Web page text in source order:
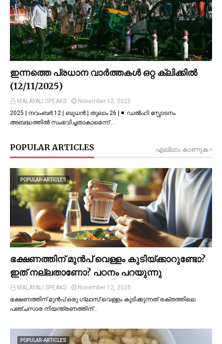
ഇന്നത്തെ പ്രധാന വാർത്തകൾ ഒറ്റ ക്ലിക്കിൽ
(12/11/2025)
MALAYALI SPEAKS
November 12, 2025
2025 | നവംബർ 12 | ബുധൻ | തുലാം 26 | ◾ ഡല്‍ഹി സ്ഫോടനം
അബദ്ധത്തില്‍ സംഭവിച്ചതാകാമെന്ന് …
POPULAR ARTICLES എല്ലാം കാണുക
POPULAR-ARTICLES
ഭക്ഷണത്തിന് മുന്‍പ് വെള്ളം കുടിയ്ക്കാറുണ്ടോ?
ഇത് നല്ലതാണോ? പഠനം പറയുന്നു
MALAYALI SPEAKS
November 12, 2025
ഭക്ഷണത്തിന് മുന്‍പ് ഒരു ഗ്ലാസ് വെള്ളം കുടിക്കുന്നത് രക്തത്തിലെ
പഞ്ചസാര നിയന്ത്രണത്തിന്…
POPULAR-ARTICLES